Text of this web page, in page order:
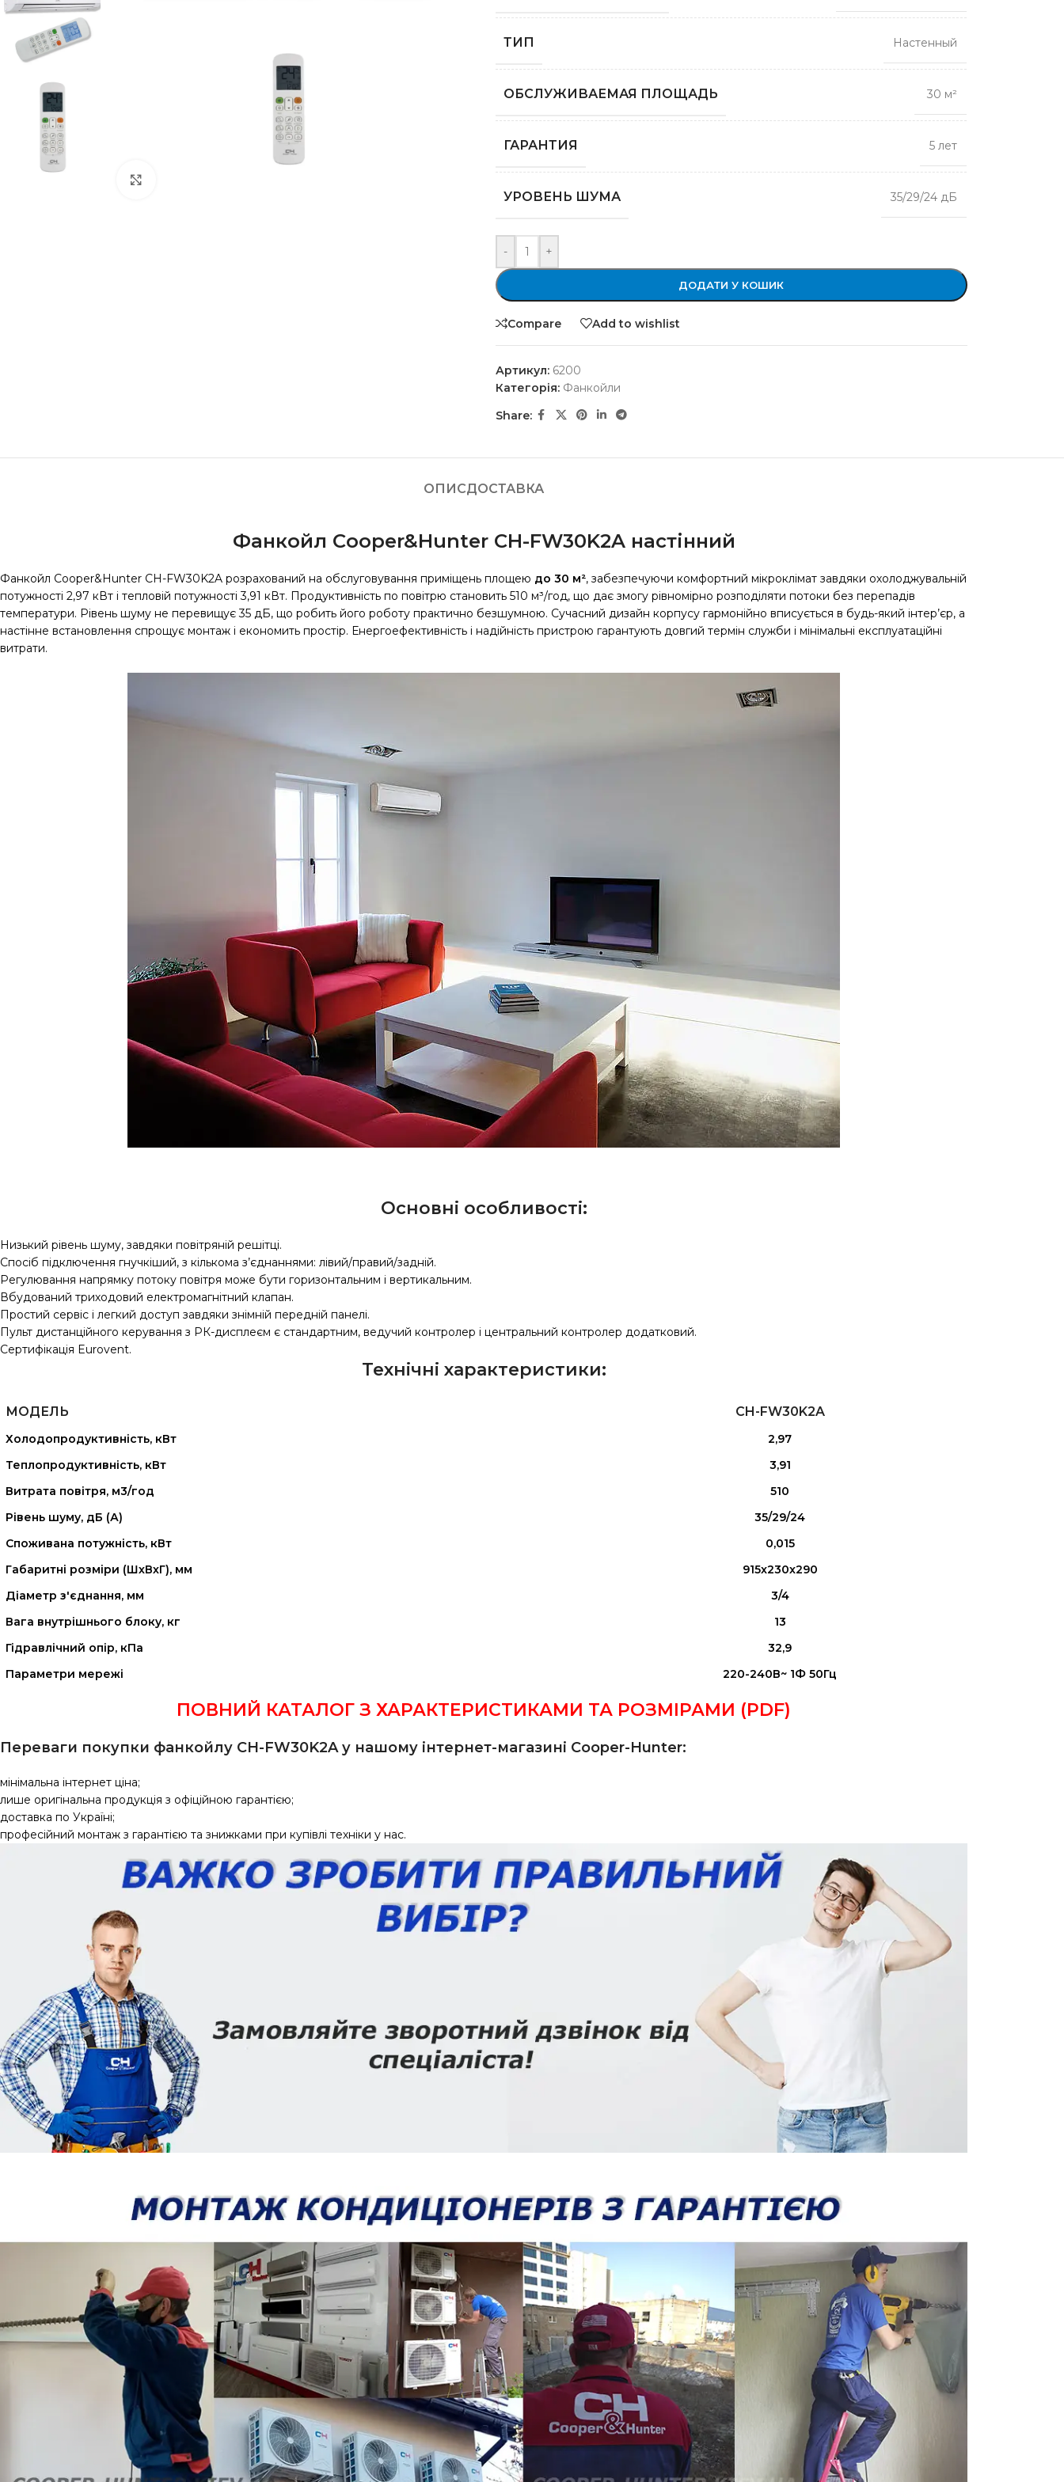
ТИП Настенный
ОБСЛУЖИВАЕМАЯ ПЛОЩАДЬ 30 м²
ГАРАНТИЯ 5 лет
УРОВЕНЬ ШУМА 35/29/24 дБ
- +
ДОДАТИ У КОШИК
Compare Add to wishlist
Артикул: 6200
Категорія: Фанкойли
Share:
ОПИСДОСТАВКА
Фанкойл Cooper&Hunter CH-FW30K2A настінний
Фанкойл Cooper&Hunter CH-FW30K2A розрахований на обслуговування приміщень площею до 30 м², забезпечуючи комфортний мікроклімат завдяки охолоджувальній
потужності 2,97 кВт і тепловій потужності 3,91 кВт. Продуктивність по повітрю становить 510 м³/год, що дає змогу рівномірно розподіляти потоки без перепадів
температури. Рівень шуму не перевищує 35 дБ, що робить його роботу практично безшумною. Сучасний дизайн корпусу гармонійно вписується в будь-який інтер’єр, а
настінне встановлення спрощує монтаж і економить простір. Енергоефективність і надійність пристрою гарантують довгий термін служби і мінімальні експлуатаційні
витрати.
Основні особливості:
Низький рівень шуму, завдяки повітряній решітці.
Спосіб підключення гнучкіший, з кількома з’єднаннями: лівий/правий/задній.
Регулювання напрямку потоку повітря може бути горизонтальним і вертикальним.
Вбудований триходовий електромагнітний клапан.
Простий сервіс і легкий доступ завдяки знімній передній панелі.
Пульт дистанційного керування з РК-дисплеєм є стандартним, ведучий контролер і центральний контролер додатковий.
Сертифікація Eurovent.
Технічні характеристики:
МОДЕЛЬ CH-FW30K2A
Холодопродуктивність, кВт
2,97
Теплопродуктивність, кВт
3,91
Витрата повітря, м3/год
510
Рівень шуму, дБ (А)
35/29/24
Споживана потужність, кВт
0,015
Габаритні розміри (ШхВхГ), мм
915x230x290
Діаметр з'єднання, мм
3/4
Вага внутрішнього блоку, кг
13
Гідравлічний опір, кПа
32,9
Параметри мережі
220-240В~ 1Ф 50Гц
ПОВНИЙ КАТАЛОГ З ХАРАКТЕРИСТИКАМИ ТА РОЗМІРАМИ (PDF)
Переваги покупки фанкойлу CH-FW30K2A у нашому інтернет-магазині Сooper-Hunter:
мінімальна інтернет ціна;
лише оригінальна продукція з офіційною гарантією;
доставка по Україні;
професійний монтаж з гарантією та знижками при купівлі техніки у нас.